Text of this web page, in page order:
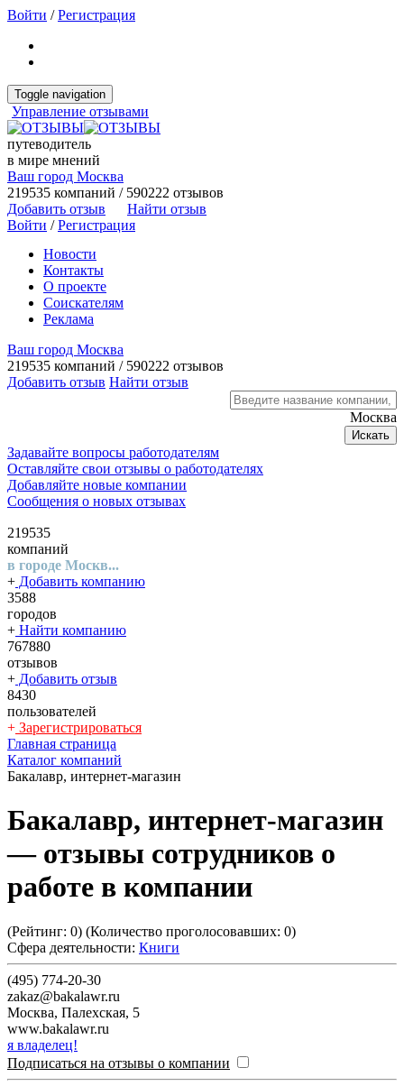
Войти /Регистрация
Toggle navigation
Управление отзывами
путеводитель
в мире мнений
Ваш город Москва
219535 компаний / 590222 отзывов
Добавить отзыв
Найти отзыв
Войти /Регистрация
Новости
Контакты
О проекте
Соискателям
Реклама
Ваш город Москва
219535 компаний / 590222 отзывов
Добавить отзыв Найти отзыв
Москва
Искать
Задавайте вопросы работодателям
Оставляйте свои отзывы о работодателях
Добавляйте новые компании
Сообщения о новых отзывах
219535
компаний
в городе Москв...
+ Добавить компанию
3588
городов
+ Найти компанию
767880
отзывов
+ Добавить отзыв
8430
пользователей
+ Зарегистрироваться
Главная страница
Каталог компаний
Бакалавр, интернет-магазин
Бакалавр, интернет-магазин
— отзывы сотрудников о
работе в компании
(Рейтинг: 0) (Количество проголосовавших: 0)
Сфера деятельности: Книги
(495) 774-20-30
zakaz@bakalawr.ru
Москва, Палехская, 5
www.bakalawr.ru
я владелец!
Подписаться на отзывы о компании